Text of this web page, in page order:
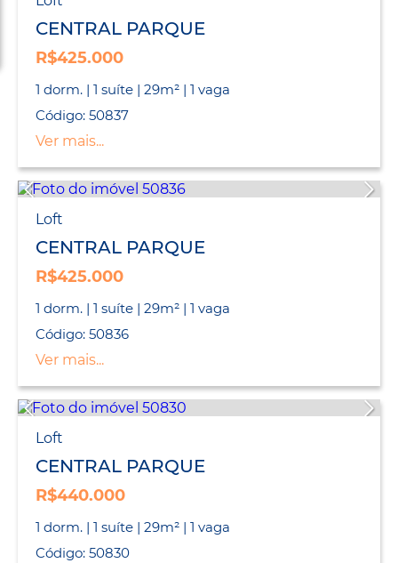
CENTRAL PARQUE
R$425.000
1 dorm. | 1 suíte | 29m² | 1 vaga
Código: 50837
Ver mais...
Loft
CENTRAL PARQUE
R$425.000
1 dorm. | 1 suíte | 29m² | 1 vaga
Código: 50836
Ver mais...
Loft
CENTRAL PARQUE
R$440.000
1 dorm. | 1 suíte | 29m² | 1 vaga
Código: 50830